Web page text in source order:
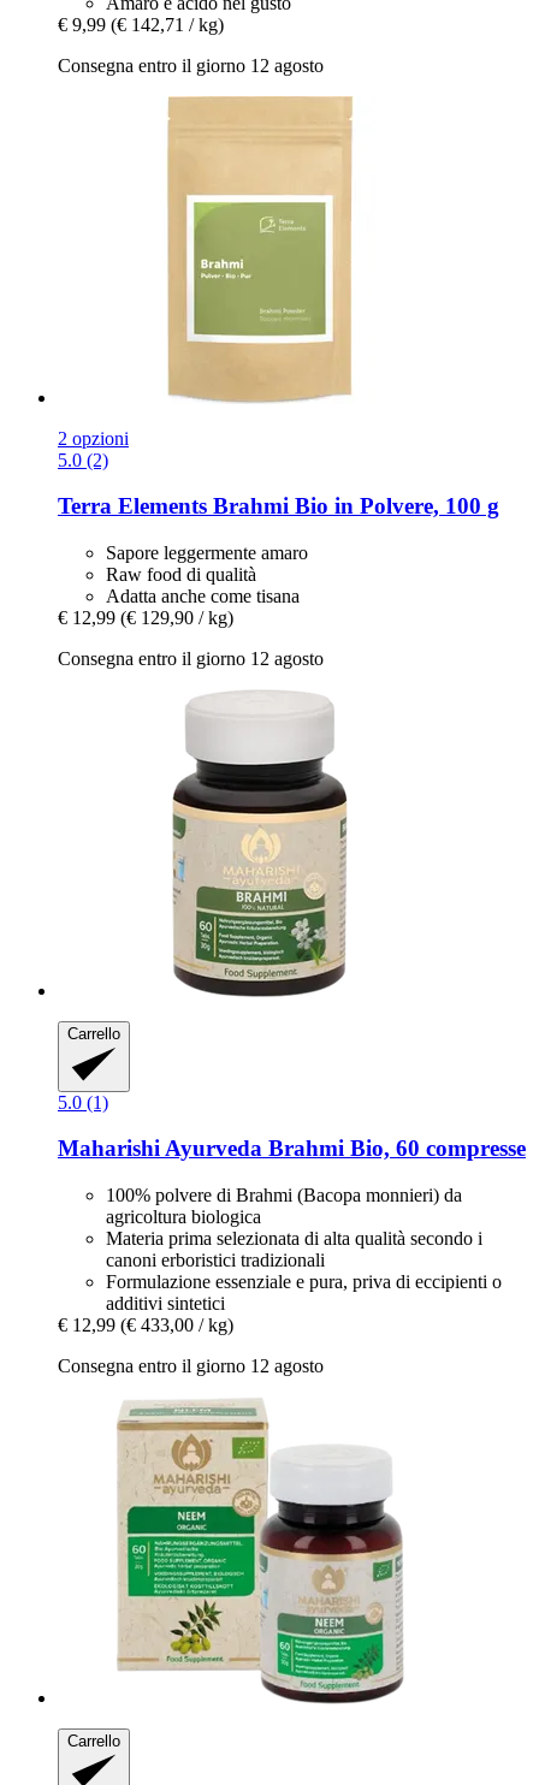
€ 9,99 (€ 142,71 / kg)
Consegna entro il giorno 12 agosto
2 opzioni
5.0 (2)
Terra Elements Brahmi Bio in Polvere, 100 g
Sapore leggermente amaro
Raw food di qualità
Adatta anche come tisana
€ 12,99 (€ 129,90 / kg)
Consegna entro il giorno 12 agosto
Carrello
5.0 (1)
Maharishi Ayurveda Brahmi Bio, 60 compresse
100% polvere di Brahmi (Bacopa monnieri) da
agricoltura biologica
Materia prima selezionata di alta qualità secondo i
canoni erboristici tradizionali
Formulazione essenziale e pura, priva di eccipienti o
additivi sintetici
€ 12,99 (€ 433,00 / kg)
Consegna entro il giorno 12 agosto
Carrello